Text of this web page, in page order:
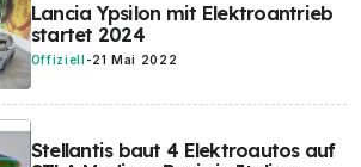
Lancia Ypsilon mit Elektroantrieb
startet 2024
Offiziell -21 Mai 2022
Stellantis baut 4 Elektroautos auf